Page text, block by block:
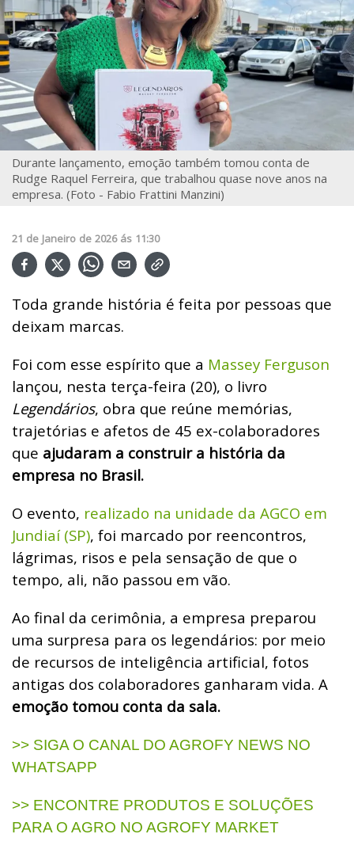
Durante lançamento, emoção também tomou conta de
Rudge Raquel Ferreira, que trabalhou quase nove anos na
empresa. (Foto - Fabio Frattini Manzini)
21 de Janeiro de 2026 ás 11:30
Toda grande história é feita por pessoas que
deixam marcas.
Foi com esse espírito que a Massey Ferguson
lançou, nesta terça-feira (20), o livro
Legendários, obra que reúne memórias,
trajetórias e afetos de 45 ex-colaboradores
que ajudaram a construir a história da
empresa no Brasil.
O evento, realizado na unidade da AGCO em
Jundiaí (SP), foi marcado por reencontros,
lágrimas, risos e pela sensação de que o
tempo, ali, não passou em vão.
Ao final da cerimônia, a empresa preparou
uma surpresa para os legendários: por meio
de recursos de inteligência artificial, fotos
antigas dos colaboradores ganharam vida. A
emoção tomou conta da sala.
>> SIGA O CANAL DO AGROFY NEWS NO
WHATSAPP
>> ENCONTRE PRODUTOS E SOLUÇÕES
PARA O AGRO NO AGROFY MARKET